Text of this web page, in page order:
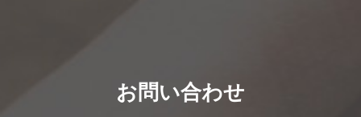
お問い合わせ